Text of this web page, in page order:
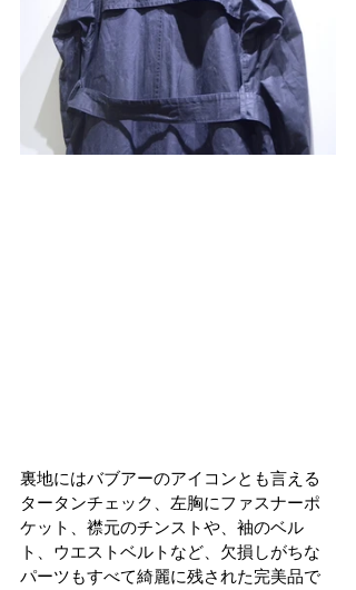
裏地にはバブアーのアイコンとも言える
タータンチェック、左胸にファスナーポ
ケット、襟元のチンストや、袖のベル
ト、ウエストベルトなど、欠損しがちな
パーツもすべて綺麗に残された完美品で